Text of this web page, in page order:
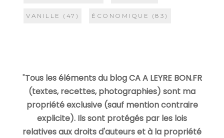
VANILLE (47) ÉCONOMIQUE (83)
"Tous les éléments du blog CA A LEYRE BON.FR
(textes, recettes, photographies) sont ma
propriété exclusive (sauf mention contraire
explicite). Ils sont protégés par les lois
relatives aux droits d'auteurs et à la propriété